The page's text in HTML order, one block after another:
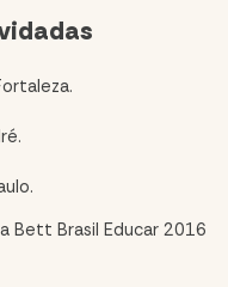
Bett Brasil Educar 2016